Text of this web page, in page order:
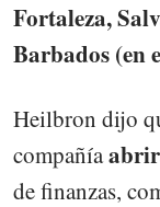
Fortaleza,
Barbados (en
Heilbron dijo
compañía
de finanzas,